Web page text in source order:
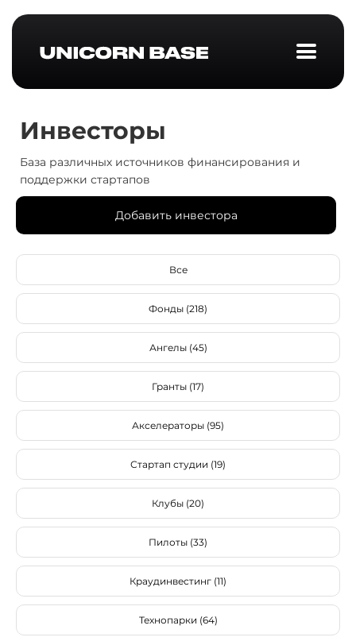
Инвесторы
База различных источников финансирования и
поддержки стартапов
Добавить инвестора
Все
Фонды (218)
Ангелы (45)
Гранты (17)
Акселераторы (95)
Стартап студии (19)
Клубы (20)
Пилоты (33)
Краудинвестинг (11)
Технопарки (64)